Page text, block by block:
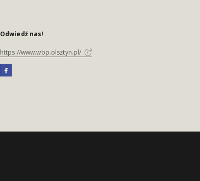
Odwiedź nas!
https://www.wbp.olsztyn.pl/